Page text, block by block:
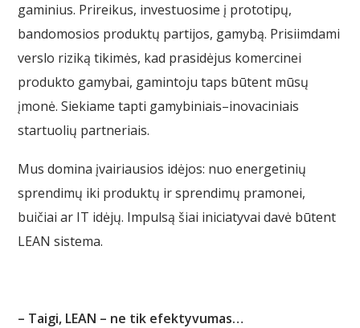
gaminius. Prireikus, investuosime į prototipų,
bandomosios produktų partijos, gamybą. Prisiimdami
verslo riziką tikimės, kad prasidėjus komercinei
produkto gamybai, gamintoju taps būtent mūsų
įmonė. Siekiame tapti gamybiniais–inovaciniais
startuolių partneriais.
Mus domina įvairiausios idėjos: nuo energetinių
sprendimų iki produktų ir sprendimų pramonei,
buičiai ar IT idėjų. Impulsą šiai iniciatyvai davė būtent
LEAN sistema.
– Taigi, LEAN – ne tik efektyvumas…